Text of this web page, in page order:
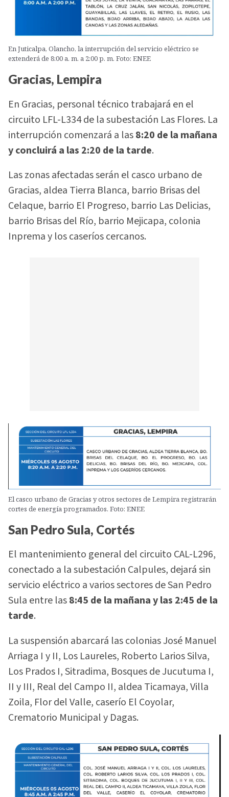
En Juticalpa, Olancho, la interrupción del servicio eléctrico se
extenderá de 8:00 a. m. a 2:00 p. m. Foto: ENEE
Gracias, Lempira
En Gracias, personal técnico trabajará en el
circuito LFL-L334 de la subestación Las Flores. La
interrupción comenzará a las8:20 de la mañana
y concluirá a las 2:20 de la tarde.
Las zonas afectadas serán el casco urbano de
Gracias, aldea Tierra Blanca, barrio Brisas del
Celaque, barrio El Progreso, barrio Las Delicias,
barrio Brisas del Río, barrio Mejicapa, colonia
Inprema y los caseríos cercanos.
El casco urbano de Gracias y otros sectores de Lempira registrarán
cortes de energía programados. Foto: ENEE
San Pedro Sula, Cortés
El mantenimiento general del circuito CAL-L296,
conectado a la subestación Calpules, dejará sin
servicio eléctrico a varios sectores de San Pedro
Sula entre las8:45 de la mañana y las 2:45 de la
tarde.
La suspensión abarcará las colonias José Manuel
Arriaga I y II, Los Laureles, Roberto Larios Silva,
Los Prados I, Sitradima, Bosques de Jucutuma I,
II y III, Real del Campo II, aldea Ticamaya, Villa
Zoila, Flor del Valle, caserío El Coyolar,
Crematorio Municipal y Dagas.